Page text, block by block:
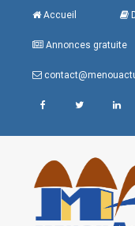
Accueil
Annonces gratuite